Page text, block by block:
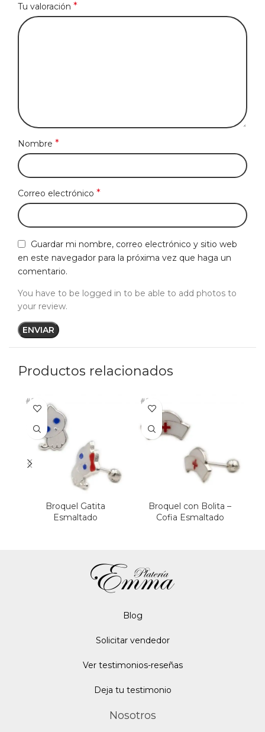
Tu valoración *
Nombre *
Correo electrónico *
Guardar mi nombre, correo electrónico y sitio web
en este navegador para la próxima vez que haga un
comentario.
You have to be logged in to be able to add photos to
your review.
Productos relacionados
Broquel Gatita
Esmaltado
Broquel con Bolita –
Cofia Esmaltado
Blog
Solicitar vendedor
Ver testimonios-reseñas
Deja tu testimonio
Nosotros